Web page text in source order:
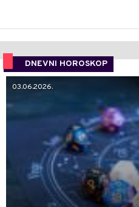
DNEVNI HOROSKOP
03.06.2026.